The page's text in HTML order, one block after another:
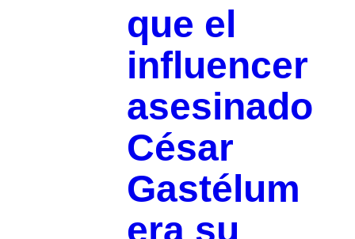
que el
influencer
asesinado
César
Gastélum
era su